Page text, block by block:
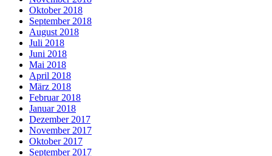
Oktober 2018
September 2018
August 2018
Juli 2018
Juni 2018
Mai 2018
April 2018
März 2018
Februar 2018
Januar 2018
Dezember 2017
November 2017
Oktober 2017
September 2017